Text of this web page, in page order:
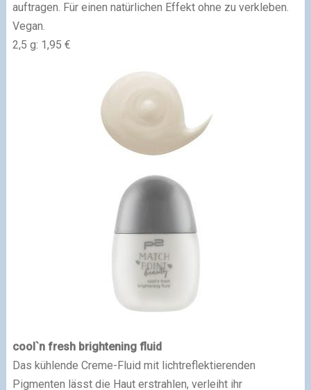
auftragen. Für einen natürlichen Effekt ohne zu verkleben.
Vegan.
2,5 g: 1,95 €
cool`n fresh brightening fluid
Das kühlende Creme-Fluid mit lichtreflektierenden
Pigmenten lässt die Haut erstrahlen, verleiht ihr